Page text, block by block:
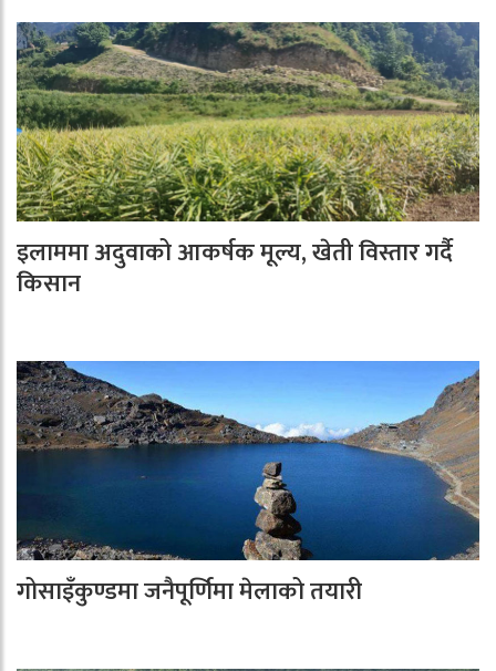
इलाममा अदुवाको आकर्षक मूल्य, खेती विस्तार गर्दै
किसान
गोसाइँकुण्डमा जनैपूर्णिमा मेलाको तयारी